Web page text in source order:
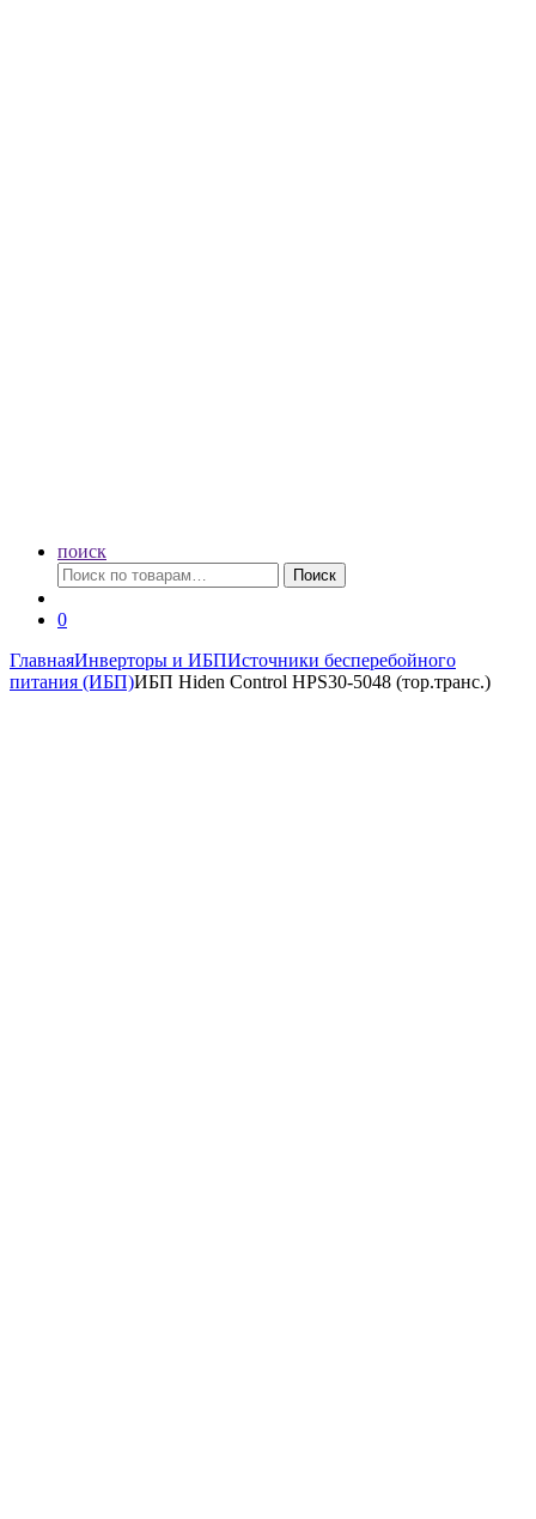
поиск
Искать:
Поиск
0
ГлавнаяИнверторы и ИБПИсточники бесперебойного
питания (ИБП)ИБП Hiden Control HPS30-5048 (тор.транс.)